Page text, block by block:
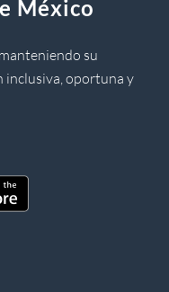
México
su
inclusiva, oportuna y